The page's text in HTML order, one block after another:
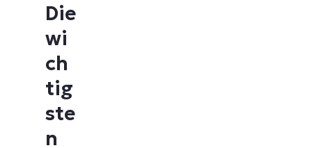
Die
wi
ch
tig
ste
n